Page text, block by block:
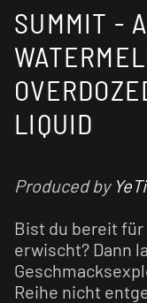
SUMMIT -
LIQUID
Produced by YeTi
Bist du bereit
erwischt? Dann
Reihe nicht